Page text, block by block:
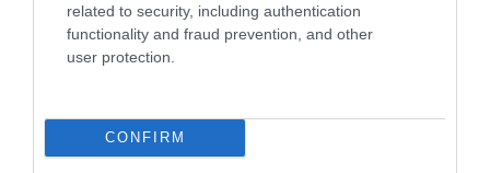
related to security, including authentication
functionality and fraud prevention, and other
user protection.
CONFIRM